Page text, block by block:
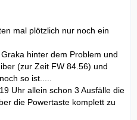
mal plötzlich nur noch ein
hinter dem Problem und
(zur Zeit FW 84.56) und
so ist.....
Uhr allein schon 3 Ausfälle die
die Powertaste komplett zu